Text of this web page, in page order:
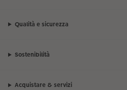
Qualità e sicurezza
Sostenibilità
Acquistare & servizi